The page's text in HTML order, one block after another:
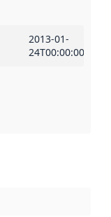
2013-01-
24T00:00:00Z
rule or other